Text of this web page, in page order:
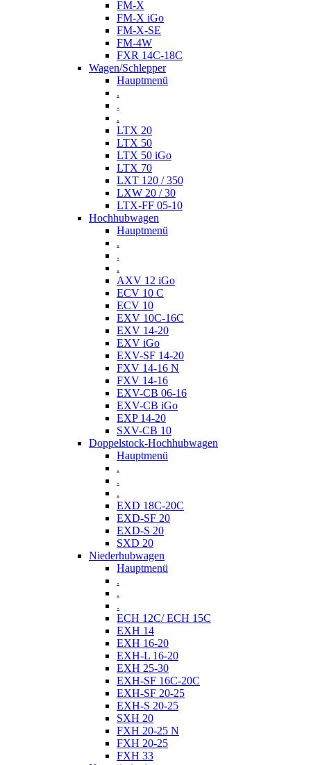
FM-X
FM-X iGo
FM-X-SE
FM-4W
FXR 14C-18C
Wagen/Schlepper
Hauptmenü
.
.
.
LTX 20
LTX 50
LTX 50 iGo
LTX 70
LXT 120 / 350
LXW 20 / 30
LTX-FF 05-10
Hochhubwagen
Hauptmenü
.
.
.
AXV 12 iGo
ECV 10 C
ECV 10
EXV 10C-16C
EXV 14-20
EXV iGo
EXV-SF 14-20
FXV 14-16 N
FXV 14-16
EXV-CB 06-16
EXV-CB iGo
EXP 14-20
SXV-CB 10
Doppelstock-Hochhubwagen
Hauptmenü
.
.
.
EXD 18C-20C
EXD-SF 20
EXD-S 20
SXD 20
Niederhubwagen
Hauptmenü
.
.
.
ECH 12C/ ECH 15C
EXH 14
EXH 16-20
EXH-L 16-20
EXH 25-30
EXH-SF 16C-20C
EXH-SF 20-25
EXH-S 20-25
SXH 20
FXH 20-25 N
FXH 20-25
FXH 33